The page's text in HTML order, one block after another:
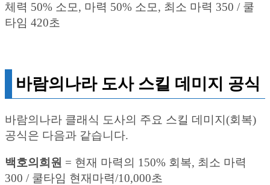
체력 50% 소모, 마력 50% 소모, 최소 마력 350 / 쿨
타임 420초
바람의나라 도사 스킬 데미지 공식
바람의나라 클래식 도사의 주요 스킬 데미지(회복)
공식은 다음과 같습니다.
백호의희원 = 현재 마력의 150% 회복, 최소 마력
300 / 쿨타임 현재마력/10,000초